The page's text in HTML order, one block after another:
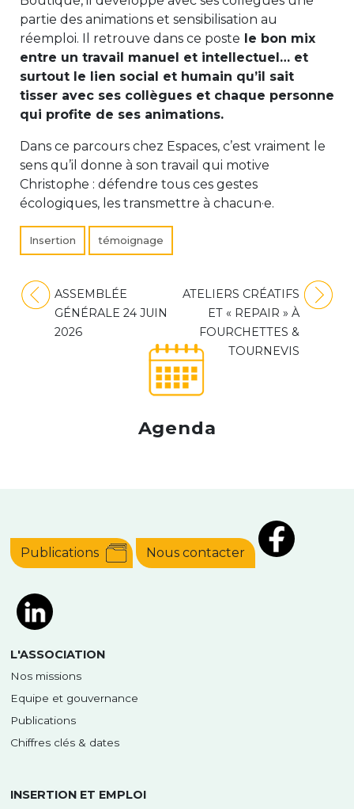
partie des animations et sensibilisation au
réemploi. Il retrouve dans ce poste le bon mix
entre un travail manuel et intellectuel… et
surtout le lien social et humain qu’il sait
tisser avec ses collègues et chaque personne
qui profite de ses animations.
Dans ce parcours chez Espaces, c’est vraiment le
sens qu’il donne à son travail qui motive
Christophe : défendre tous ces gestes
écologiques, les transmettre à chacun·e.
Insertion témoignage
Navigation
de
l’article
ASSEMBLÉE
GÉNÉRALE 24 JUIN
2026
ATELIERS CRÉATIFS
ET « REPAIR » À
FOURCHETTES &
TOURNEVIS
Agenda
Publications Nous contacter
L'ASSOCIATION
Nos missions
Equipe et gouvernance
Publications
Chiffres clés & dates
INSERTION ET EMPLOI